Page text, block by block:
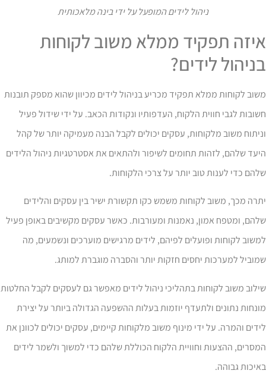
ניהול לידים המופעל על ידי בינה מלאכותית
תפקיד ממלא משוב לקוחות
לידים?
לקוחות ממלא תפקיד מכריע בניהול לידים מכיוון שהוא מספק תובנות
לגבי חווית הלקוח, העדפותיו ונקודות הכאב. על ידי שידול פעיל
משוב מלקוחות, עסקים יכולים לקבל הבנה מעמיקה יותר של קהל
שלהם, לזהות תחומים לשיפור ולהתאים את אסטרטגיות ניהול הלידים
כדי לענות טוב יותר על צרכי הלקוחות.
מכך, משוב לקוחות משמש כקו תקשורת ישיר בין עסקים והלידים
ומטפח אמון, נאמנות ומעורבות. כאשר עסקים מקשיבים באופן פעיל
לקוחות ופועלים לפיהם, לידים מרגישים מוערכים ונשמעים, מה
למערכות יחסים חזקות יותר והסברה מוגברת למותג.
משוב לקוחות בתהליכי ניהול לידים מאפשר גם לעסקים לקבל החלטות
נתונים ולתעדף יוזמות בעלות ההשפעה הגדולה ביותר על יצירת
והמרה. על ידי מינוף משוב מלקוחות קיימים, עסקים יכולים לכוונן את
ההצעות וחוויית הלקוח הכוללת שלהם כדי למשוך ולשמר לידים
גבוהה.